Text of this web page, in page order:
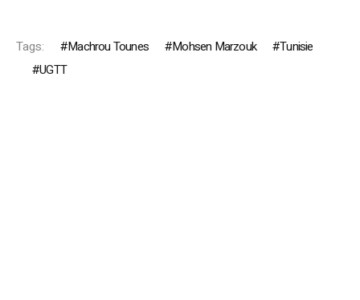
Tags: Machrou Tounes Mohsen Marzouk
Tunisie
UGTT